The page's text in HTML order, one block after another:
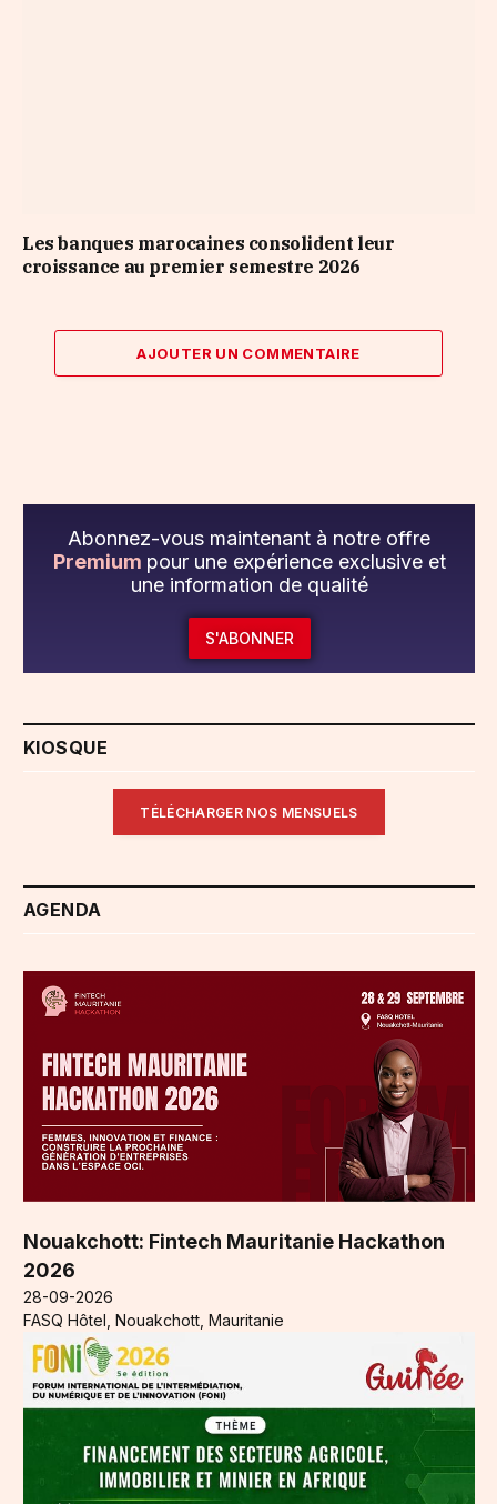
Les banques marocaines consolident leur
croissance au premier semestre 2026
AJOUTER UN COMMENTAIRE
Abonnez-vous maintenant à notre offre
Premium pour une expérience exclusive et
une information de qualité
S'ABONNER
KIOSQUE
TÉLÉCHARGER NOS MENSUELS
AGENDA
Nouakchott: Fintech Mauritanie Hackathon
2026
28-09-2026
FASQ Hôtel, Nouakchott, Mauritanie